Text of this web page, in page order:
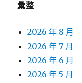
彙整
2026 年 8 月
2026 年 7 月
2026 年 6 月
2026 年 5 月